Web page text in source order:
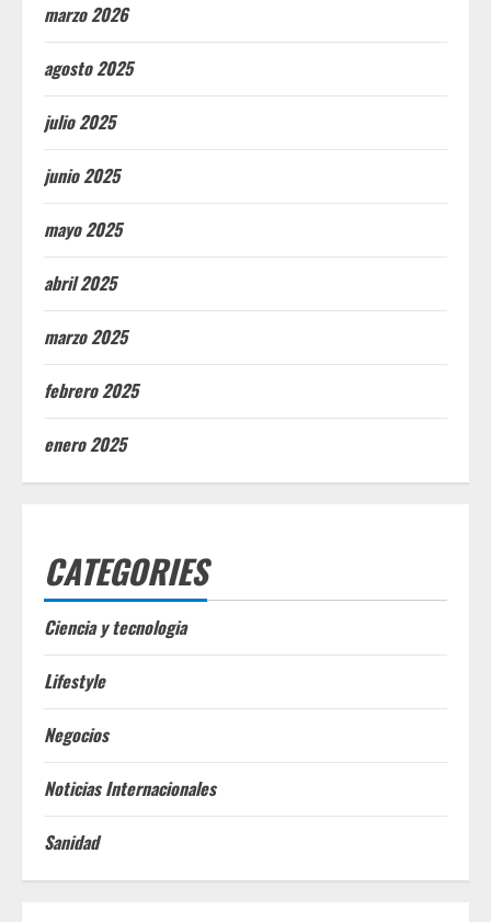
marzo 2026
agosto 2025
julio 2025
junio 2025
mayo 2025
abril 2025
marzo 2025
febrero 2025
enero 2025
CATEGORIES
Ciencia y tecnologia
Lifestyle
Negocios
Noticias Internacionales
Sanidad